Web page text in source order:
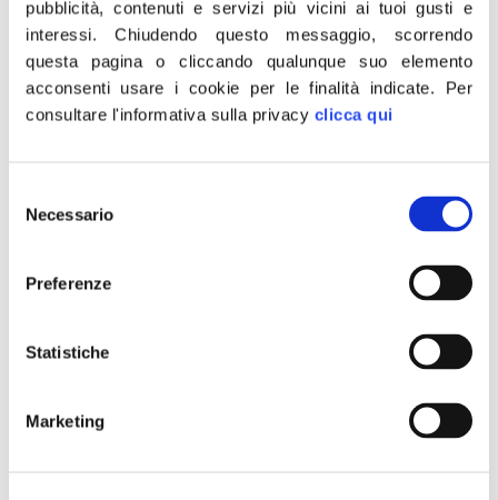
pubblicità, contenuti e servizi più vicini ai tuoi gusti e
interessi.Chiudendo questo messaggio, scorrendo
questa pagina o cliccando qualunque suo elemento
acconsenti usare i cookie per le finalità indicate. Per
consultare l'informativa sulla privacy clicca qui
delNecessario
Preferenze
Statistiche
Marketing
palestre, le piscine e tutte quelle attività – che Conte
definisce “attività sacrificabili” – che in questi […]
Covid, Meloni: Governo
naviga a vista e cerca capro
tanta vanità mista a
Governo naviga a vista. Continua a fare la cosa più
semplice, cercare un capro espiatorio da additare,
compete: sanità, trasporti, tutela delle persone a rischio